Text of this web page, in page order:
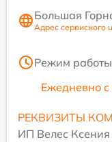
Большая
Адрес сервисного
Режим
Ежедневно
РЕКВИЗИТЫ
ИП Велес